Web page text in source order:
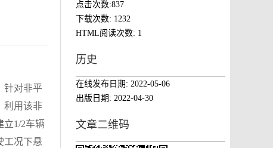
针对非平
利用该非
1/2车辆
工况下悬
点击次数:837
下载次数: 1232
HTML阅读次数: 1
历史
在线发布日期: 2022-05-06
出版日期: 2022-04-30
文章二维码